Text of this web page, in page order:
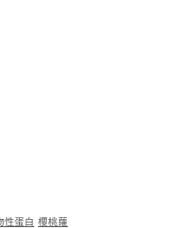
性蛋白 櫻桃蘿